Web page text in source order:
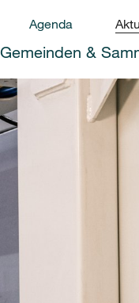
Gemeinden &
Agenda